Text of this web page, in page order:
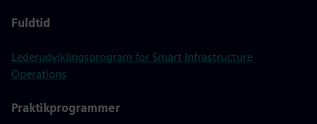
Fuldtid
Lederudviklingsprogram for Smart Infrastructure
Operations
Praktikprogrammer